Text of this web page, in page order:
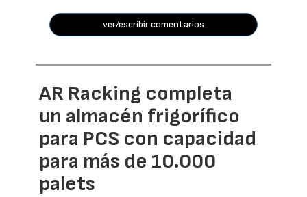
ver/escribir comentarios
AR Racking completa
un almacén frigorífico
para PCS con capacidad
para más de 10.000
palets